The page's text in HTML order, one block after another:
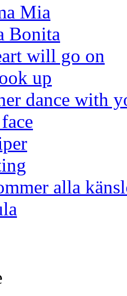
Mia
Bonita
will go on
up
dance with
alla